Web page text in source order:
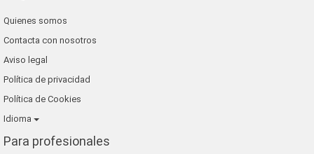
Quienes somos
Contacta con nosotros
Aviso legal
Política de privacidad
Política de Cookies
Idioma
Para profesionales